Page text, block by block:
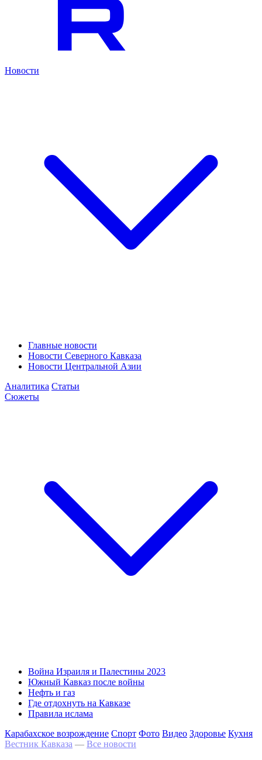
Новости
Главные новости
Новости Северного Кавказа
Новости Центральной Азии
Аналитика Статьи
Сюжеты
Война Израиля и Палестины 2023
Южный Кавказ после войны
Нефть и газ
Где отдохнуть на Кавказе
Правила ислама
Карабахское возрождение Спорт Фото Видео Здоровье Кухня
Вестник Кавказа — Все новости